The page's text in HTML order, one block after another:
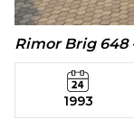
Rimor Brig 648
1993